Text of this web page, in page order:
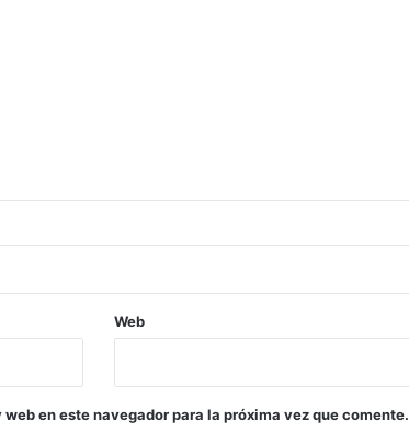
Web
en este navegador para la próxima vez que comente.